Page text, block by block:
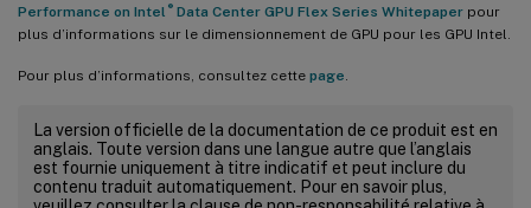
Performance on Intel ®Data Center GPU Flex Series Whitepaperpour
plus d’informations sur le dimensionnement de GPU pour les GPU Intel.
Pour plus d’informations, consultez cette page
La version officielle de la documentation de ce produit est en
anglais. Toute version dans une langue autre que l’anglais
est fournie uniquement à titre indicatif et peut inclure du
contenu traduit automatiquement. Pour en savoir plus,